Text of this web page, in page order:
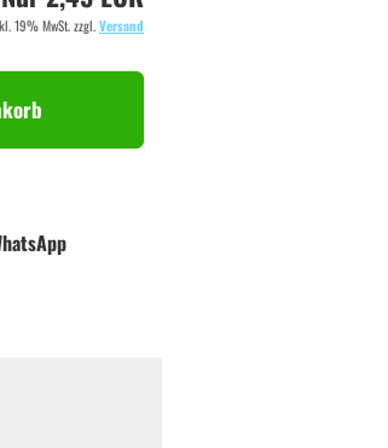
19% MwSt. zzgl.Versand